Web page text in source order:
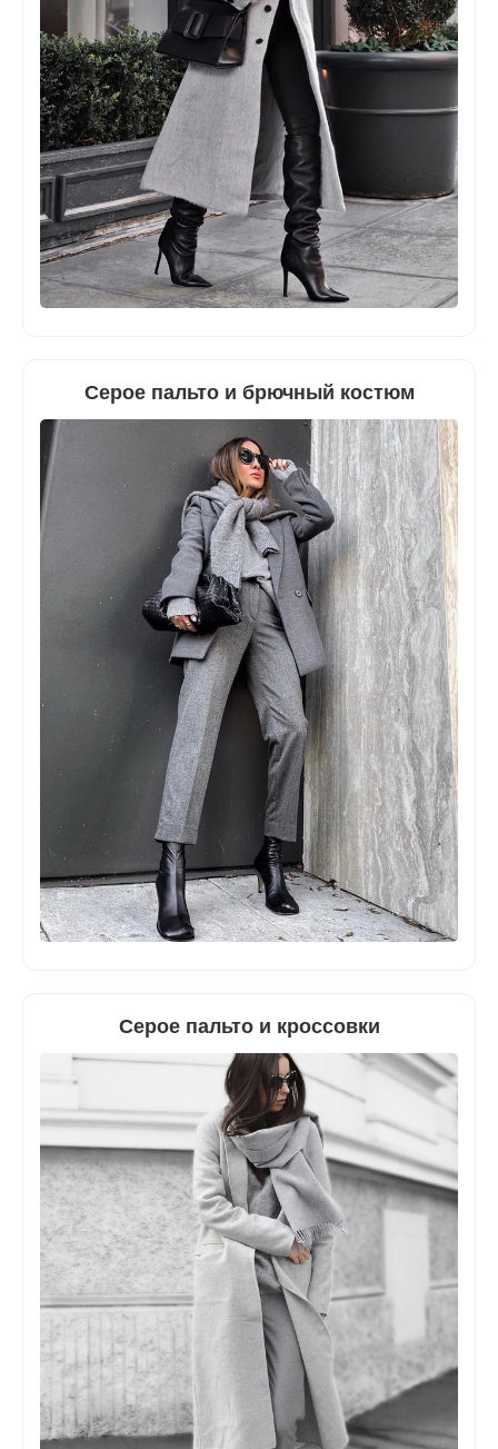
Серое пальто и брючный костюм
Серое пальто и кроссовки